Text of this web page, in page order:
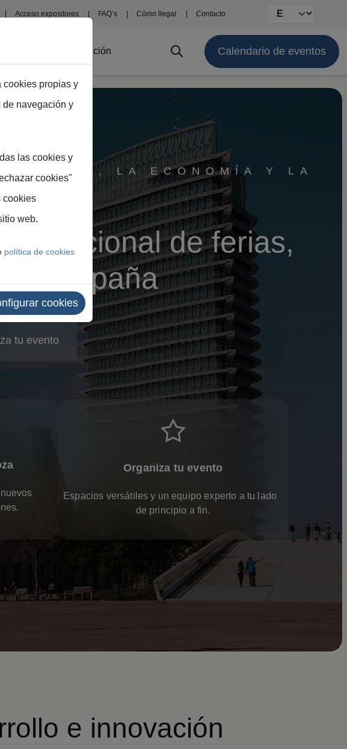
Acceso expositores FAQ’s Cómo llegar Contacto Select your
Institución Calendario de eventos
LA ECONOMÍA Y LA
de ferias,
en España
tu evento
Organiza tu evento
Espacios versátiles y un equipo experto a tu lado
de principio a fin.
e innovación
cookies propias y
de navegación y
las cookies y
cookies"
cookies
web.
política de cookies
cookies